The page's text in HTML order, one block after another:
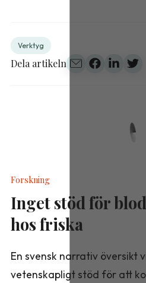
Verktyg
Dela artikeln
Forskning
Inget stöd för
hos friska
En svensk narrativ översikt
vetenskapligt stöd för att